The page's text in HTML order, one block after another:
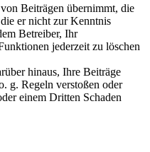
Beiträgen übernimmt, die
er nicht zur Kenntnis
Betreiber, Ihr
jederzeit zu löschen
hinaus, Ihre Beiträge
g. Regeln verstoßen oder
einem Dritten Schaden